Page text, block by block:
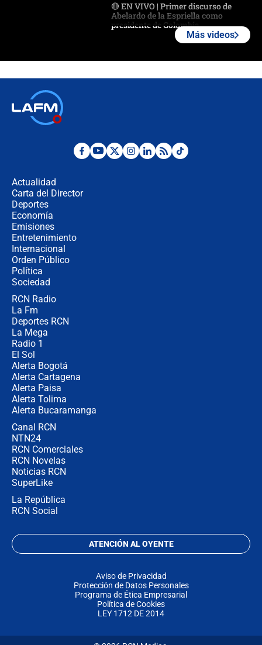
🔴 EN VIVO | Primer discurso de
Abelardo de la Espriella como
presidente de Colombia
Desde dermatitis hasta infecciones:
Más videos
Actualidad
Carta del Director
Deportes
Economía
Emisiones
Entretenimiento
Internacional
Orden Público
Política
Sociedad
RCN Radio
La Fm
Deportes RCN
La Mega
Radio 1
El Sol
Alerta Bogotá
Alerta Cartagena
Alerta Paisa
Alerta Tolima
Alerta Bucaramanga
Canal RCN
NTN24
RCN Comerciales
RCN Novelas
Noticias RCN
SuperLike
La República
RCN Social
ATENCIÓN AL OYENTE
Aviso de Privacidad
Protección de Datos Personales
Programa de Ética Empresarial
Política de Cookies
LEY 1712 DE 2014